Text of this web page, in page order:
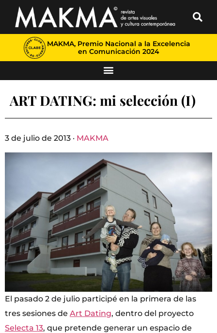
MAKMA, Premio Nacional a la Excelencia
en Comunicación 2024
ART DATING: mi selección (I)
3 de julio de 2013 · MAKMA
El pasado 2 de julio participé en la primera de las
tres sesiones de Art Dating, dentro del proyecto
Selecta 13, que pretende generar un espacio de